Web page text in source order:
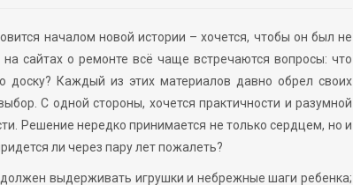
началом новой истории – хочется, чтобы он был не
сайтах о ремонте всё чаще встречаются вопросы: что
Каждый из этих материалов давно обрел своих
С одной стороны, хочется практичности и разумной
Решение нередко принимается не только сердцем, но и
ли через пару лет пожалеть?
выдерживать игрушки и небрежные шаги ребенка;